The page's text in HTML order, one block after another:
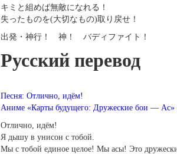
キミと組めば無敵になれる！
失ったものを(大切なもの)取り戻せ！
出発・神行！ 神！ バディファイト！
Русский перевод
Песня: Отлично, идём!
Аниме «Карты будущего: Дружеские бои — Ас»
Отлично, идём!
Я дышу в унисон с тобой.
Мы с тобой единое целое! Мы асы! Это